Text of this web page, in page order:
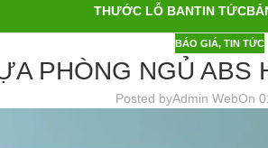
THƯỚC LỖ BANTIN TỨC
BÁO GIÁ, TIN TỨC
PHÒNG NGỦ ABS
Posted byAdmin WebOn